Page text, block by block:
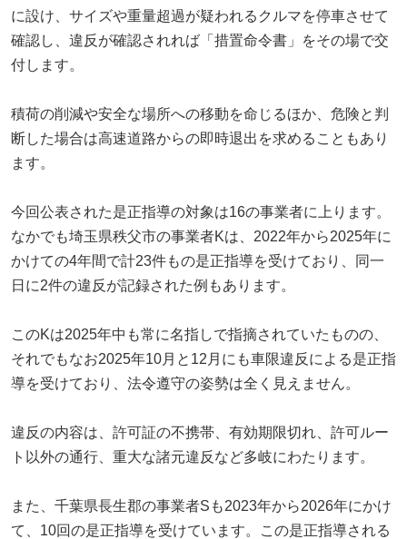
に設け、サイズや重量超過が疑われるクルマを停車させて
確認し、違反が確認されれば「措置命令書」をその場で交
付します。
積荷の削減や安全な場所への移動を命じるほか、危険と判
断した場合は高速道路からの即時退出を求めることもあり
ます。
今回公表された是正指導の対象は16の事業者に上ります。
なかでも埼玉県秩父市の事業者Kは、2022年から2025年に
かけての4年間で計23件もの是正指導を受けており、同一
日に2件の違反が記録された例もあります。
このKは2025年中も常に名指しで指摘されていたものの、
それでもなお2025年10月と12月にも車限違反による是正指
導を受けており、法令遵守の姿勢は全く見えません。
違反の内容は、許可証の不携帯、有効期限切れ、許可ルー
ト以外の通行、重大な諸元違反など多岐にわたります。
また、千葉県長生郡の事業者Sも2023年から2026年にかけ
て、10回の是正指導を受けています。この是正指導される